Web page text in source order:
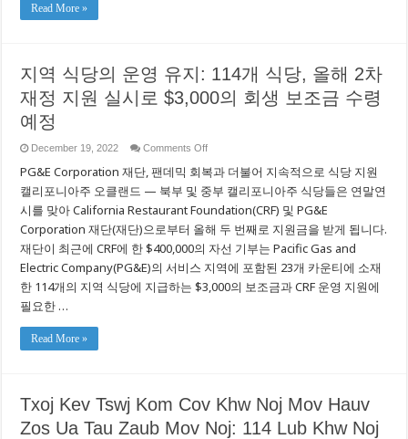
ਕਰਨ
ਵਾਲੇ
114
ਰੈਸਟੋਰੈਂਟ
Read More »
지역 식당의 운영 유지: 114개 식당, 올해 2차
재정 지원 실시로 $3,000의 회생 보조금 수령
예정
December 19, 2022 Comments Offon
역
식
당
의
운
유
지:
114
개
정
지
원
PG&E Corporation 재단, 팬데믹 회복과 더불어 지속적으로 식당 지원
캘리포니아주 오클랜드 — 북부 및 중부 캘리포니아주 식당들은 연말연
시를 맞아 California Restaurant Foundation(CRF) 및 PG&E
Corporation 재단(재단)으로부터 올해 두 번째로 지원금을 받게 됩니다.
재단이 최근에 CRF에 한 $400,000의 자선 기부는 Pacific Gas and
Electric Company(PG&E)의 서비스 지역에 포함된 23개 카운티에 소재
한 114개의 지역 식당에 지급하는 $3,000의 보조금과 CRF 운영 지원에
필요한 …
Read More »
Txoj Kev Tswj Kom Cov Khw Noj Mov Hauv
Zos Ua Tau Zaub Mov Noj: 114 Lub Khw Noj